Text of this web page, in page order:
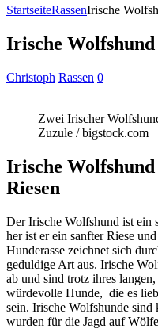
StartseiteRassenIrische
Irische Wolfshund
Christoph Rassen 0
Zwei Irischer
Zuzule / bigstock.com
Irische
Riesen
Der Irische Wolfshund ist ein
her ist er ein sanfter Riese
Hunderasse zeichnet sich
geduldige Art aus. Irische
ab und sind trotz ihres
würdevolle Hunde, die es
sein. Irische Wolfshunde
wurden für die Jagd auf